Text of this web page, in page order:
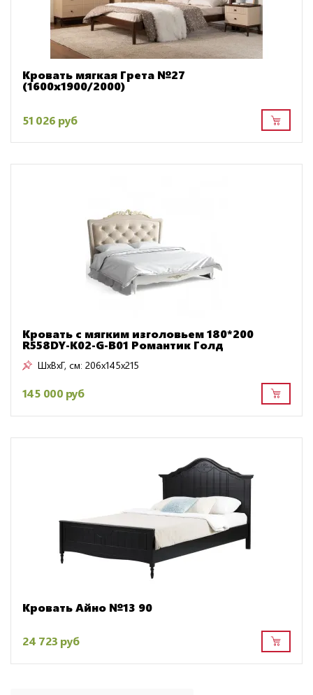
Кровать мягкая Грета №27
(1600х1900/2000)
51 026 руб
Кровать с мягким изголовьем 180*200
R558DY-K02-G-B01 Романтик Голд
ШxВxГ, см: 206x145x215
145 000 руб
Кровать Айно №13 90
24 723 руб